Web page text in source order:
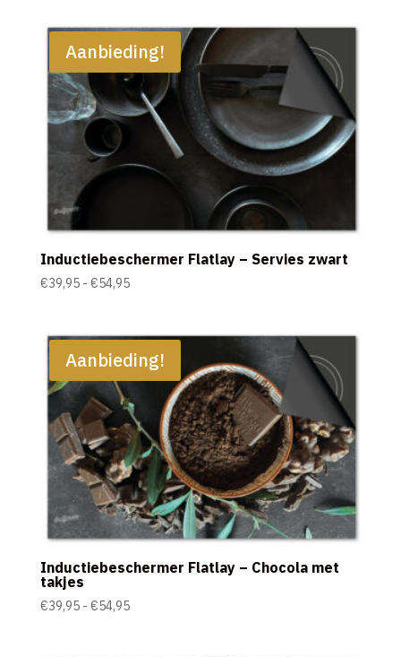
€54,95
Aanbieding!
Inductiebeschermer Flatlay – Servies zwart
€39,95 - €54,95Prijsklasse:
€54,95
Aanbieding!
Inductiebeschermer Flatlay – Chocola met
takjes
€39,95 - €54,95Prijsklasse: